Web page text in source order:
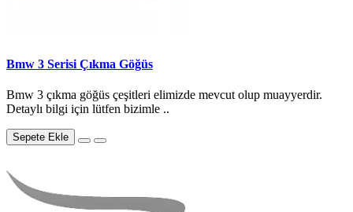
Bmw 3 Serisi Çıkma Göğüs
Bmw 3 çıkma göğüs çeşitleri elimizde mevcut olup muayyerdir.
Detaylı bilgi için lütfen bizimle ..
Sepete Ekle